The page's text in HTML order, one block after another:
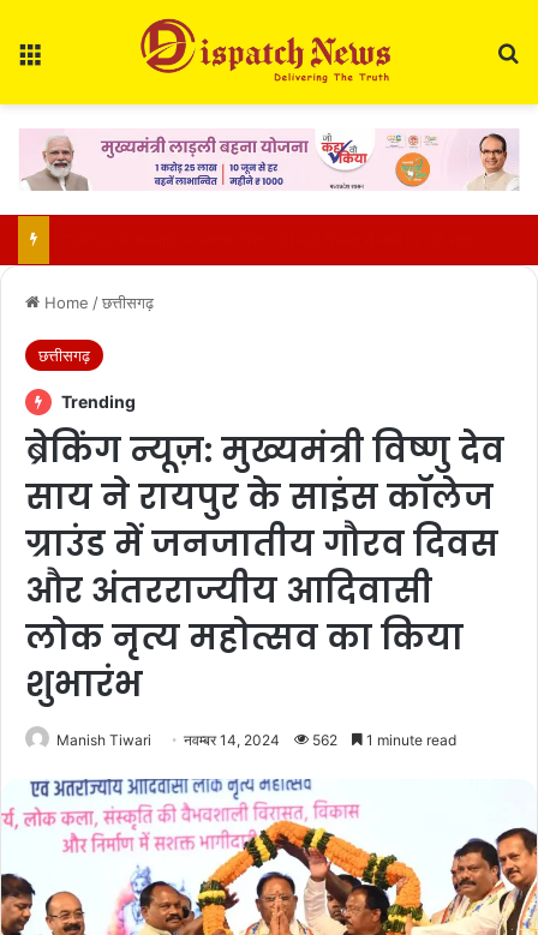
Home /छत्तीसगढ़
छत्तीसगढ़
Trending
ब्रेकिंग न्यूज़: मुख्यमंत्री विष्णु देव
साय ने रायपुर के साइंस कॉलेज
ग्राउंड में जनजातीय गौरव दिवस
और अंतरराज्यीय आदिवासी
लोक नृत्य महोत्सव का किया
शुभारंभ
Manish Tiwari नवम्बर 14, 2024 562 1 minute read